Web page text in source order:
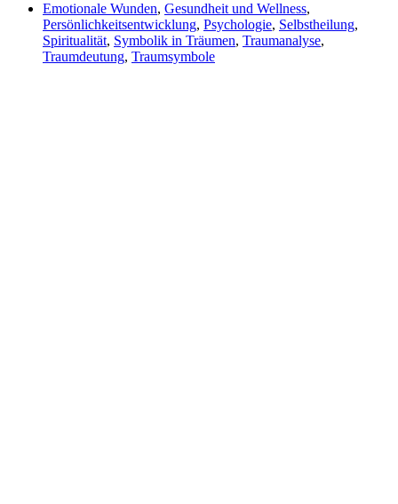
Emotionale Wunden, Gesundheit und Wellness,
Persönlichkeitsentwicklung, Psychologie, Selbstheilung,
Spiritualität, Symbolik in Träumen, Traumanalyse,
Traumdeutung, Traumsymbole